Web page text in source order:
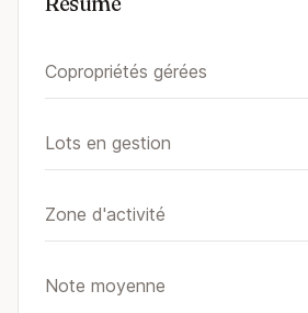
Copropriétés gérées
Lots en gestion
Zone d'activité
Note moyenne